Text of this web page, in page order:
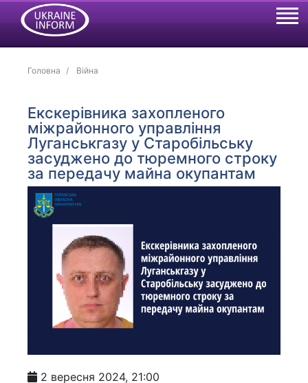
Головна Війна
Екскерівника захопленого
міжрайонного управління
Луганськгазу у Старобільську
засуджено до тюремного строку
за передачу майна окупантам
2 вересня 2024, 21:00